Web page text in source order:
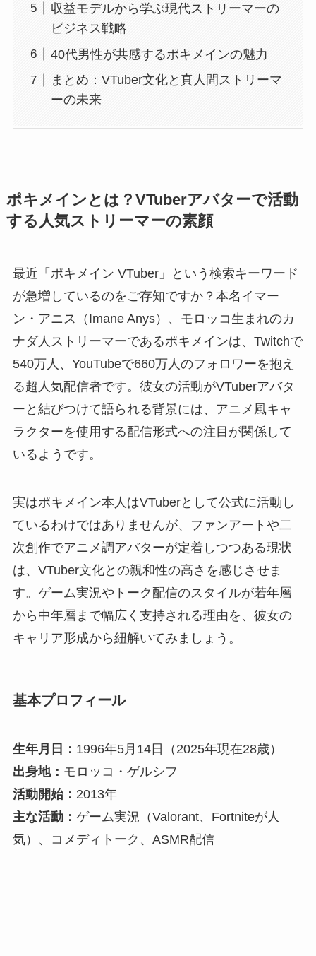
収益モデルから学ぶ現代ストリーマーの
ビジネス戦略
40代男性が共感するポキメインの魅力
まとめ：VTuber文化と真人間ストリーマ
ーの未来
ポキメインとは？VTuberアバターで活動
する人気ストリーマーの素顔
最近「ポキメイン VTuber」という検索キーワード
が急増しているのをご存知ですか？本名イマー
ン・アニス（Imane Anys）、モロッコ生まれのカ
ナダ人ストリーマーであるポキメインは、Twitchで
540万人、YouTubeで660万人のフォロワーを抱え
る超人気配信者です。彼女の活動がVTuberアバタ
ーと結びつけて語られる背景には、アニメ風キャ
ラクターを使用する配信形式への注目が関係して
いるようです。
実はポキメイン本人はVTuberとして公式に活動し
ているわけではありませんが、ファンアートや二
次創作でアニメ調アバターが定着しつつある現状
は、VTuber文化との親和性の高さを感じさせま
す。ゲーム実況やトーク配信のスタイルが若年層
から中年層まで幅広く支持される理由を、彼女の
キャリア形成から紐解いてみましょう。
基本プロフィール
生年月日： 1996年5月14日（2025年現在28歳）
出身地： モロッコ・ゲルシフ
活動開始： 2013年
主な活動： ゲーム実況（Valorant、Fortniteが人
気）、コメディトーク、ASMR配信